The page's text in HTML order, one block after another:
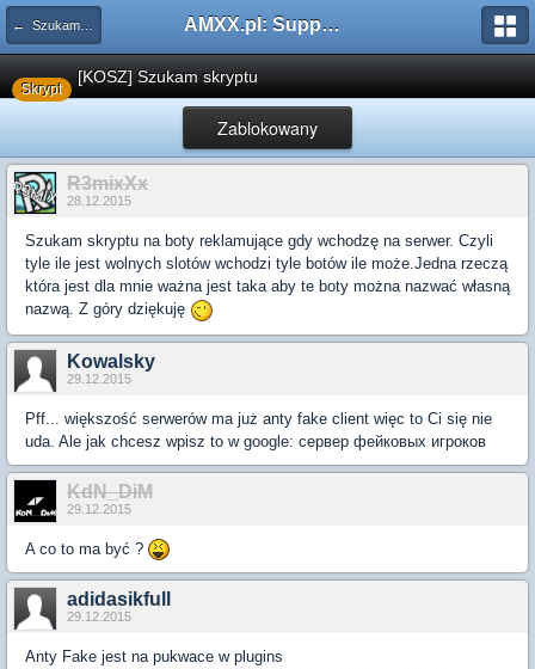
← Szukam skryptu/configu AMXX.pl: Support AMX Mod X i SourceMod
Skrypt
[KOSZ] Szukam skryptu
Zablokowany
R3mixXx
28.12.2015
Szukam skryptu na boty reklamujące gdy wchodzę na serwer. Czyli
tyle ile jest wolnych slotów wchodzi tyle botów ile może.Jedna rzeczą
która jest dla mnie ważna jest taka aby te boty można nazwać własną
nazwą. Z góry dziękuję
Kowalsky
29.12.2015
Pff... większość serwerów ma już anty fake client więc to Ci się nie
uda. Ale jak chcesz wpisz to w google: сервер фейковых игроков
KdN_DiM
29.12.2015
A co to ma być ?
adidasikfull
29.12.2015
Anty Fake jest na pukwace w plugins